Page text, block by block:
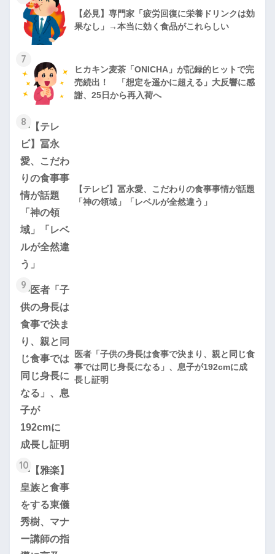
【必見】専門家「疲労回復に栄養ドリンクは効
果なし」→本当に効く食品がこれらしい
7
ヒカキン麦茶「ONICHA」が記録的ヒットで完
売続出！ 「想定を遥かに超える」大反響に感
謝、25日から再入荷へ
8
【テレビ】冨永愛、こだわりの食事事情が話題
「神の領域」「レベルが全然違う」
9
医者「子供の身長は食事で決まり、親と同じ食
事では同じ身長になる」、息子が192cmに成
長し証明
10